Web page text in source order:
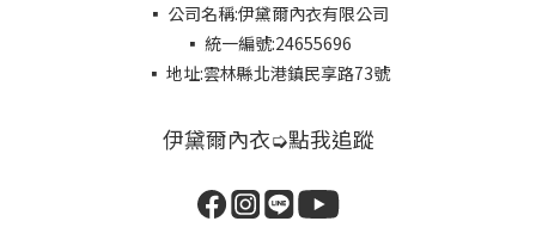
▪ 公司名稱:伊黛爾內衣有限公司
▪ 統一編號:24655696
▪ 地址:雲林縣北港鎮民享路73號
伊黛爾內衣➭點我追蹤